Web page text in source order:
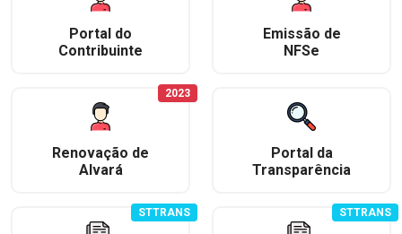
Portal do
Contribuinte
Emissão de
NFSe
Renovação de
Alvará
2023
Portal da
Transparência
STTRANS STTRANS